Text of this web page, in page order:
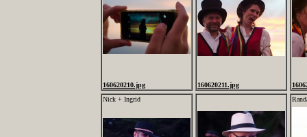
160620210.jpg 160620211.jpg
Nick + Ingrid